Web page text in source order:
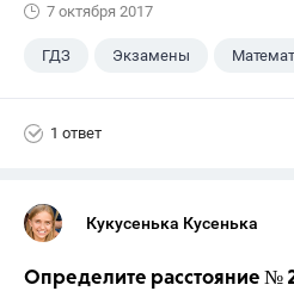
7 октября 2017
ГДЗ Экзамены
1 ответ
Кукусенька Кусенька
Определите расстояние №